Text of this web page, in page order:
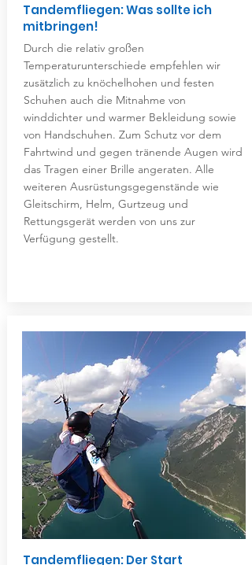
Tandemfliegen: Was sollte ich
mitbringen!
Durch die relativ großen
Temperaturunterschiede empfehlen wir
zusätzlich zu knöchelhohen und festen
Schuhen auch die Mitnahme von
winddichter und warmer Bekleidung sowie
von Handschuhen. Zum Schutz vor dem
Fahrtwind und gegen tränende Augen wird
das Tragen einer Brille angeraten. Alle
weiteren Ausrüstungsgegenstände wie
Gleitschirm, Helm, Gurtzeug und
Rettungsgerät werden von uns zur
Verfügung gestellt.
Tandemfliegen: Der Start